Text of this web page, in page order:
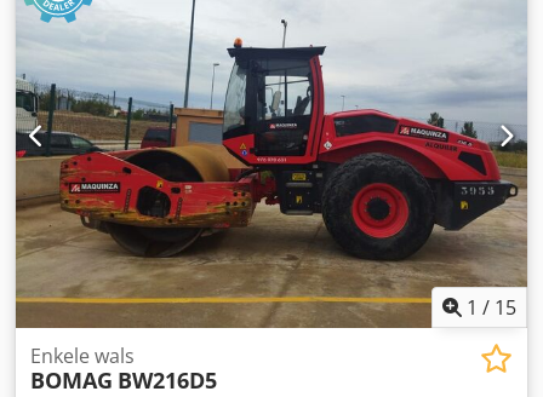
1 / 15
Enkele wals
BOMAG BW216D5